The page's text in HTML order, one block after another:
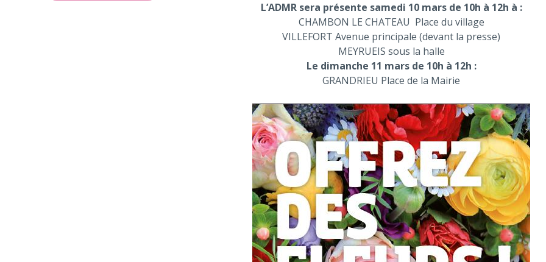
L’ADMR sera présente samedi 10 mars de 10h à 12h à :
CHAMBON LE CHATEAU Place du village
VILLEFORT Avenue principale (devant la presse)
MEYRUEIS sous la halle
Le dimanche 11 mars de 10h à 12h :
GRANDRIEU Place de la Mairie